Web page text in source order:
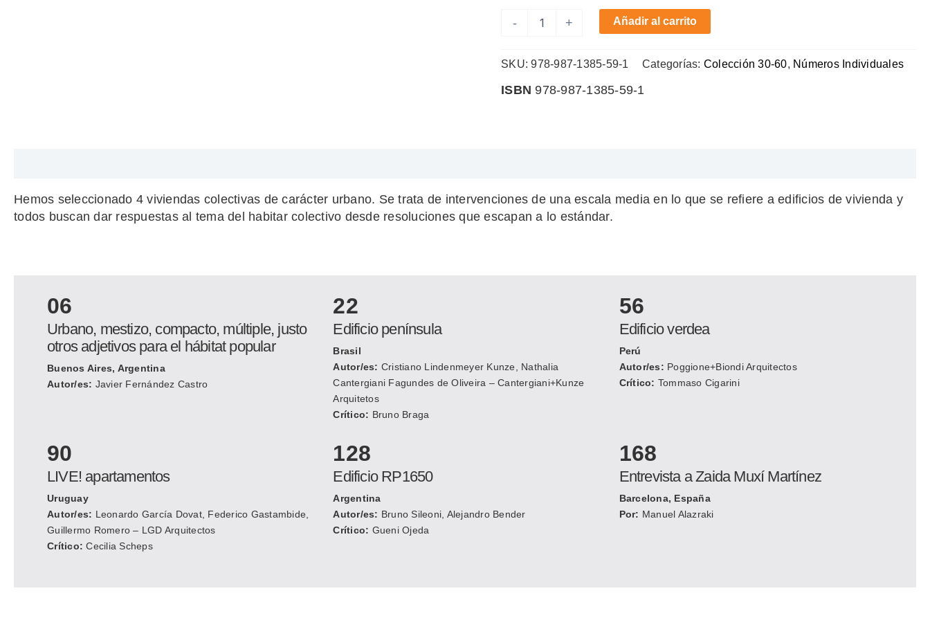
- + Añadir al carrito
SKU:978-987-1385-59-1 Categorías: Colección 30-60, Números Individuales
ISBN 978-987-1385-59-1
Hemos seleccionado 4 viviendas colectivas de carácter urbano. Se trata de intervenciones de una escala media en lo que se refiere a edificios de vivienda y
todos buscan dar respuestas al tema del habitar colectivo desde resoluciones que escapan a lo estándar.
06
Urbano, mestizo, compacto, múltiple, justo
otros adjetivos para el hábitat popular
Buenos Aires, Argentina
Autor/es: Javier Fernández Castro
22
Edificio península
Brasil
Autor/es: Cristiano Lindenmeyer Kunze, Nathalia
Cantergiani Fagundes de Oliveira – Cantergiani+Kunze
Arquitetos
Crítico: Bruno Braga
56
Edificio verdea
Perú
Autor/es: Poggione+Biondi Arquitectos
Crítico: Tommaso Cigarini
90
LIVE! apartamentos
Uruguay
Autor/es: Leonardo García Dovat, Federico Gastambide,
Guillermo Romero – LGD Arquitectos
Crítico: Cecilia Scheps
128
Edificio RP1650
Argentina
Autor/es: Bruno Sileoni, Alejandro Bender
Crítico: Gueni Ojeda
168
Entrevista a Zaida Muxí Martínez
Barcelona, España
Por: Manuel Alazraki